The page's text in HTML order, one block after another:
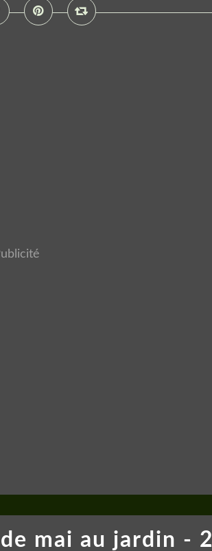
mai au jardin - 2